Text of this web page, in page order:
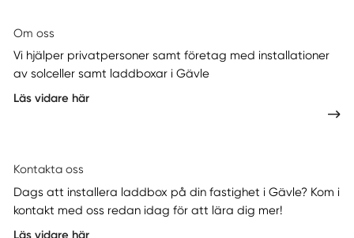
Om oss
Vi hjälper privatpersoner samt företag med installationer
av solceller samt laddboxar i Gävle
Läs vidare här
Kontakta oss
Dags att installera laddbox på din fastighet i Gävle? Kom i
kontakt med oss redan idag för att lära dig mer!
Läs vidare här